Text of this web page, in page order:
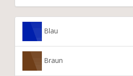
Blau
Braun